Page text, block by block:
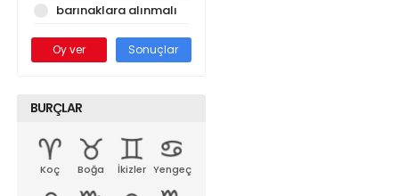
barınaklara alınmalı
Oy ver Sonuçlar
BURÇLAR
Koç Boğa İkizler Yengeç